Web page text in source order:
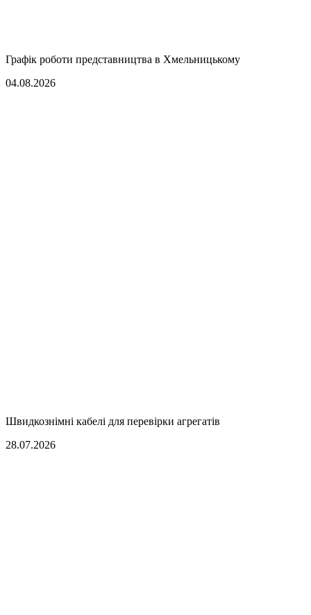
Графік роботи представництва в Хмельницькому
04.08.2026
Швидкознімні кабелі для перевірки агрегатів
28.07.2026